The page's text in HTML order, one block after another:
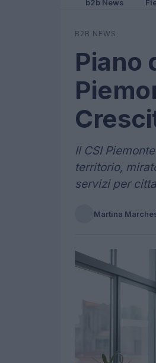
b2b News
B2B NEWS
Piano
Il CSI
territorio,
servizi per
Martina